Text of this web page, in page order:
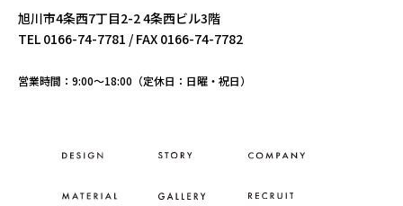
旭川市4条西7丁目2-2 4条西ビル3階
TEL 0166-74-7781 / FAX 0166-74-7782
営業時間：9:00〜18:00（定休日：日曜・祝日）